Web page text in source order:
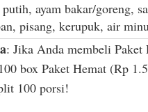
ayam bakar/goreng,
pisang, kerupuk, air
: Jika Anda membeli
box Paket Hemat (Rp
100 porsi!